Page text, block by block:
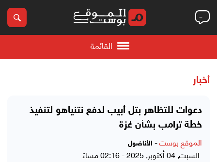
القائمة
أخبار
دعوات للتظاهر بتل أبيب لدفع نتنياهو لتنفيذ
خطة ترامب بشأن غزة
الموقع بوست- الأناضول
السبت, 04 أكتوبر, 2025 - 02:16 مساءً